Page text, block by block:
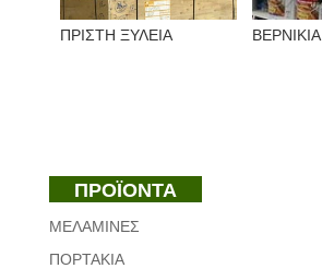
ΠΡΙΣΤΗ ΞΥΛΕΙΑ ΒΕΡΝΙΚΙΑ
ΠΡΟΪΟΝΤΑ
ΜΕΛΑΜΙΝΕΣ
ΠΟΡΤΑΚΙΑ